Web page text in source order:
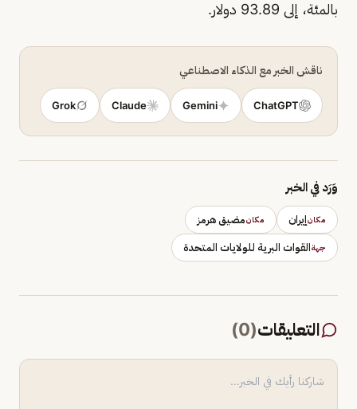
بالمئة، إلى 93.89 دولار.
ناقش الخبر مع الذكاء الاصطناعي
ChatGPT
Gemini
Claude
Grok
وَرَد في الخبر
مكانإيران مكانمضيق هرمز
جهةالقوات البرية للولايات المتحدة
التعليقات(
0
)